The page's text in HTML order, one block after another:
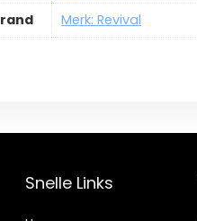
Merk: Revival
Snelle Links